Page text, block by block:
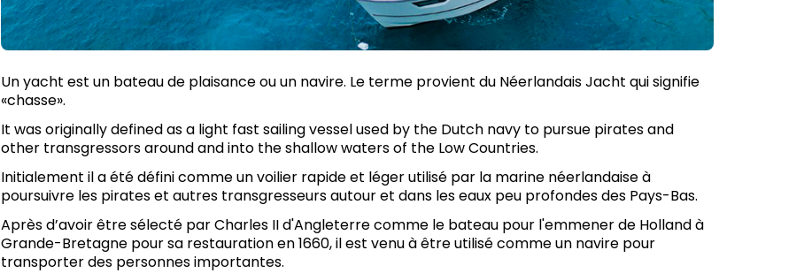
Un yacht est un bateau de plaisance ou un navire. Le terme provient du Néerlandais Jacht qui signifie
«chasse».
It was originally defined as a light fast sailing vessel used by the Dutch navy to pursue pirates and
other transgressors around and into the shallow waters of the Low Countries.
Initialement il a été défini comme un voilier rapide et léger utilisé par la marine néerlandaise à
poursuivre les pirates et autres transgresseurs autour et dans les eaux peu profondes des Pays-Bas.
Après d’avoir être sélecté par Charles II d'Angleterre comme le bateau pour l'emmener de Holland à
Grande-Bretagne pour sa restauration en 1660, il est venu à être utilisé comme un navire pour
transporter des personnes importantes.